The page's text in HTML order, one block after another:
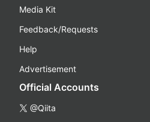
Media Kit
Feedback/Requests
Help
Advertisement
Official Accounts
@Qiita